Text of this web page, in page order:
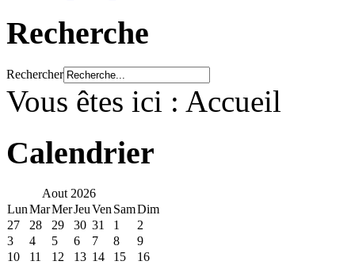
Recherche
Rechercher
Vous êtes ici : Accueil
Calendrier
Aout 2026
LunMarMerJeuVen SamDim
27
28 29 30 31 1
2
3
4 5 6 7 8
9
10
11 12 13 14 15
16